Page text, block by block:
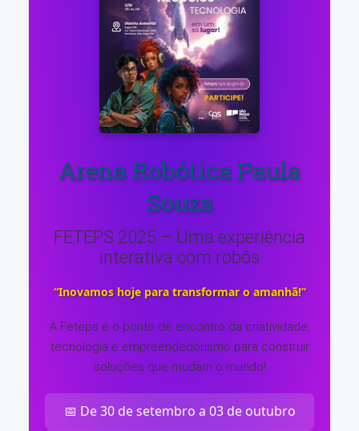
Arena Robótica Paula
Souza
FETEPS 2025 – Uma experiência
interativa com robôs
“Inovamos hoje para transformar o amanhã!”
A Feteps é o ponto de encontro da criatividade,
tecnologia e empreendedorismo para construir
soluções que mudam o mundo!
📅 De 30 de setembro a 03 de outubro